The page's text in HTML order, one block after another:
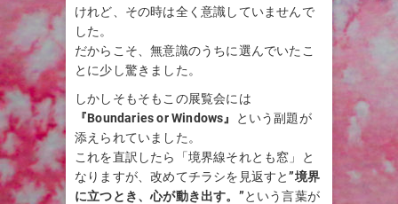
けれど、その時は全く意識していませんで
した。
だからこそ、無意識のうちに選んでいたこ
とに少し驚きました。
しかしそもそもこの展覧会には
『Boundaries or Windows』
という副題が
添えられていました。
これを直訳したら「境界線それとも窓」と
なりますが、改めてチラシを見返すと”境界
に立つとき、心が動き出す。”という言葉が